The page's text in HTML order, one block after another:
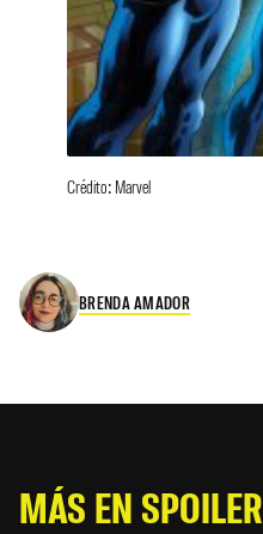
Crédito: Marvel
BRENDA AMADOR
MÁS EN SPOILER